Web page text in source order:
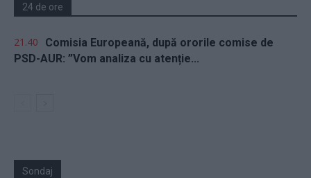
24 de ore
21.40
Comisia Europeană, după ororile comise de
PSD-AUR: ”Vom analiza cu atenție...
Sondaj